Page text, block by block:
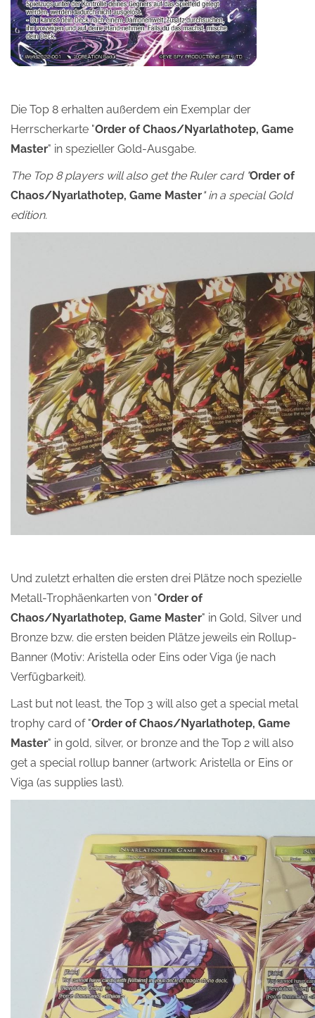
Die Top 8 erhalten außerdem ein Exemplar der
Herrscherkarte "Order of Chaos/Nyarlathotep, Game
Master" in spezieller Gold-Ausgabe.
The Top 8 players will also get the Ruler card "Order of
Chaos/Nyarlathotep, Game Master" in a special Gold
edition.
Und zuletzt erhalten die ersten drei Plätze noch spezielle
Metall-Trophäenkarten von "Order of
Chaos/Nyarlathotep, Game Master" in Gold, Silver und
Bronze bzw. die ersten beiden Plätze jeweils ein Rollup-
Banner (Motiv: Aristella oder Eins oder Viga (je nach
Verfügbarkeit).
Last but not least, the Top 3 will also get a special metal
trophy card of "Order of Chaos/Nyarlathotep, Game
Master" in gold, silver, or bronze and the Top 2 will also
get a special rollup banner (artwork: Aristella or Eins or
Viga (as supplies last).